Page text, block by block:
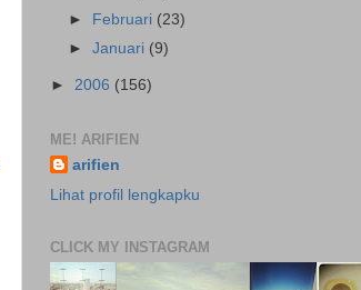
►
Februari (23)
►Januari (9)
► 2006 (156)
ME! ARIFIEN
arifien
Lihat profil lengkapku
CLICK MY INSTAGRAM